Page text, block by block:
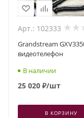
Арт.: 102333
Grandstream GXV3350,
видеотелефон
В наличии
25 020 ₽/шт
В КОРЗИНУ